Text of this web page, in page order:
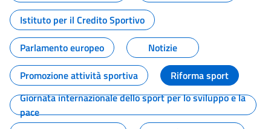
Istituto per il Credito Sportivo
Parlamento europeo
Notizie
Promozione attività sportiva
Riforma sport
Giornata internazionale dello sport per lo sviluppo e la
pace